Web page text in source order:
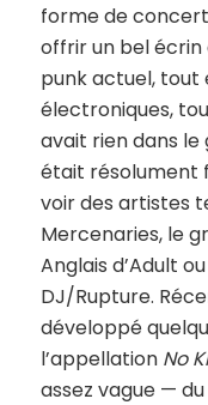
forme de
offrir un bel écrin
punk actuel, tout
électroniques,
avait rien dans le
était résolument
voir des artistes
Mercenaries, le
Anglais d’Adult
DJ/Rupture.
développé
l’appellation No
assez vague —